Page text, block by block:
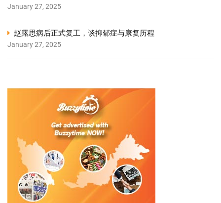
January 27, 2025
赵露思病后正式复工，谈抑郁症与康复历程
January 27, 2025